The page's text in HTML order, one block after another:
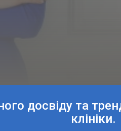
досвіду та
клініки.